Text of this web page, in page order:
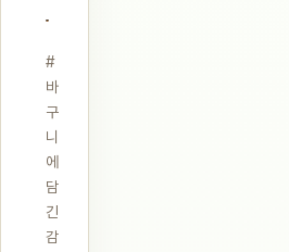
#
바
구
니
에
담
긴
감